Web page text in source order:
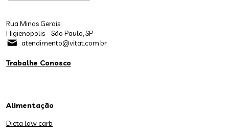
Rua Minas Gerais,
Higienopolis - São Paulo, SP
atendimento@vitat.com.br
Trabalhe Conosco
Alimentação
Dieta low carb